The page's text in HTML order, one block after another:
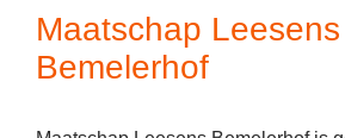
Maatschap Leesens
Bemelerhof